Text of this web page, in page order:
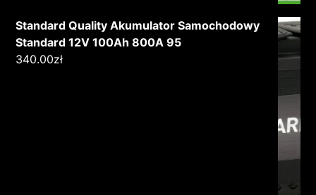
Standard Quality Akumulator Samochodowy
Standard 12V 100Ah 800A 95
340.00zł